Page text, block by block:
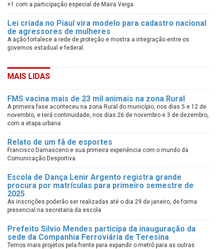
+1 com a participação especial de Maira Veiga.
Lei criada no Piauí vira modelo para cadastro nacional
de agressores de mulheres
A ação fortalece a rede de proteção e mostra a integração entre os
governos estadual e federal.
MAIS LIDAS
FMS vacina mais de 23 mil animais na zona Rural
A primeira fase aconteceu na zona Rural do município, nos dias 5 e 12 de
novembro, e terá continuidade, nos dias 26 de novembro e 3 de dezembro,
com a etapa urbana
Relato de um fã de esportes
Francisco Damasceno e sua primeira experiência com o mundo da
Comunicação Desportiva
Escola de Dança Lenir Argento registra grande
procura por matrículas para primeiro semestre de
2025
As inscrições poderão ser realizadas até o dia 29 de janeiro, de forma
presencial na secretaria da escola
Prefeito Silvio Mendes participa da inauguração da
sede da Companhia Ferroviária de Teresina
Temos mais projetos pela frente para expandir o metrô para as outras